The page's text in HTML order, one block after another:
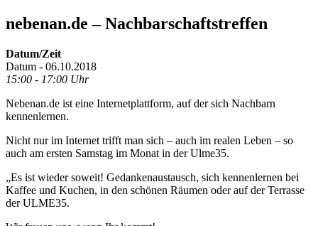
nebenan.de – Nachbarschaftstreffen
Datum/Zeit
Datum - 06.10.2018
15:00 - 17:00 Uhr
Nebenan.de ist eine Internetplattform, auf der sich Nachbarn
kennenlernen.
Nicht nur im Internet trifft man sich – auch im realen Leben – so
auch am ersten Samstag im Monat in der Ulme35.
„Es ist wieder soweit! Gedankenaustausch, sich kennenlernen bei
Kaffee und Kuchen, in den schönen Räumen oder auf der Terrasse
der ULME35.